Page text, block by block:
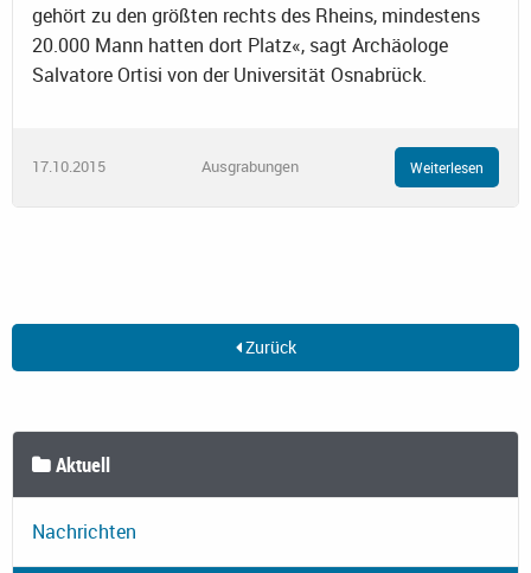
gehört zu den größten rechts des Rheins, mindestens
20.000 Mann hatten dort Platz«, sagt Archäologe
Salvatore Ortisi von der Universität Osnabrück.
17.10.2015 Ausgrabungen Weiterlesen
Zurück
Aktuell
Nachrichten